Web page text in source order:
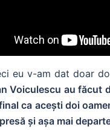
eu v-am dat doar
Voiculescu au făcut
ca acești doi
și așa mai